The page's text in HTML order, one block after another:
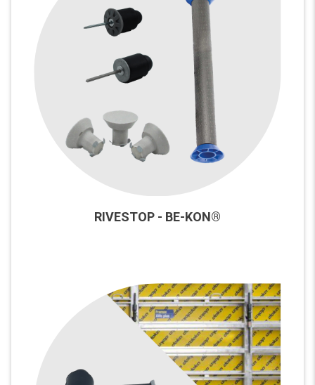
RIVESTOP - BE-KON®